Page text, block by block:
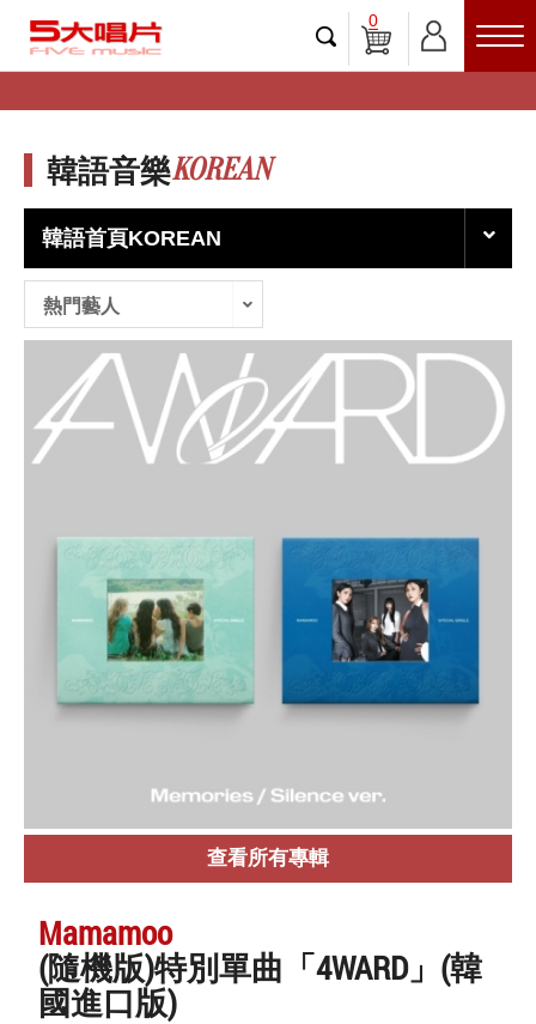
0
韓語音樂KOREAN
韓語首頁KOREAN
熱門藝人
查看所有專輯
Mamamoo
(隨機版)特別單曲「4WARD」(韓
國進口版)